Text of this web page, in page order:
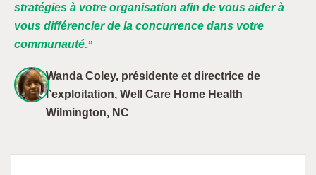
stratégies à votre organisation afin de vous aider à
vous différencier de la concurrence dans votre
communauté.
Wanda Coley, présidente et directrice de
l’exploitation, Well Care Home Health
Wilmington, NC